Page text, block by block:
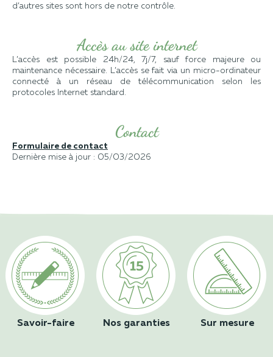
d’autres sites sont hors de notre contrôle.
Accès au site internet
L’accès est possible 24h/24, 7j/7, sauf force majeure ou
maintenance nécessaire. L’accès se fait via un micro-ordinateur
connecté à un réseau de télécommunication selon les
protocoles Internet standard.
Contact
Formulaire de contact
Dernière mise à jour : 05/03/2026
Savoir-faire Nos garanties Sur mesure